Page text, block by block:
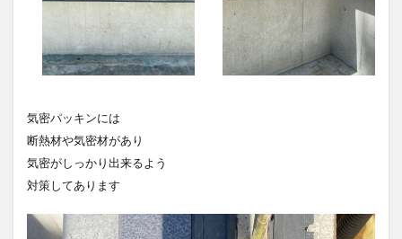
気密パッキンには
断熱材や気密材があり
気密がしっかり出来るよう
対策してあります